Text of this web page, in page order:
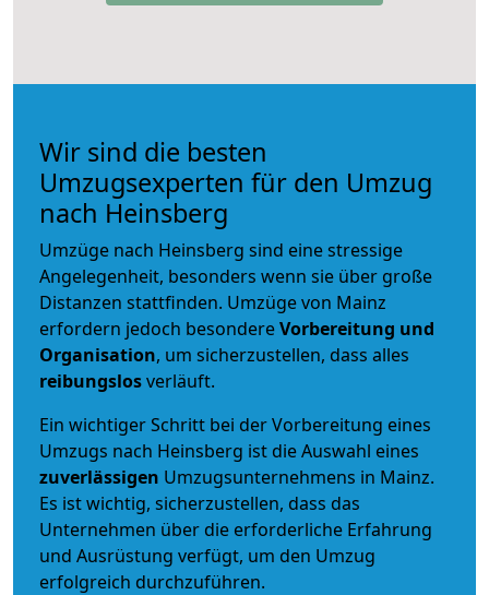
Wir sind die besten
Umzugsexperten für den Umzug
nach Heinsberg
Umzüge nach Heinsberg sind eine stressige
Angelegenheit, besonders wenn sie über große
Distanzen stattfinden. Umzüge von Mainz
erfordern jedoch besondereVorbereitung und
Organisation, um sicherzustellen, dass alles
reibungslosverläuft.
Ein wichtiger Schritt bei der Vorbereitung eines
Umzugs nach Heinsberg ist die Auswahl eines
zuverlässigen Umzugsunternehmens in Mainz.
Es ist wichtig, sicherzustellen, dass das
Unternehmen über die erforderliche Erfahrung
und Ausrüstung verfügt, um den Umzug
erfolgreich durchzuführen.